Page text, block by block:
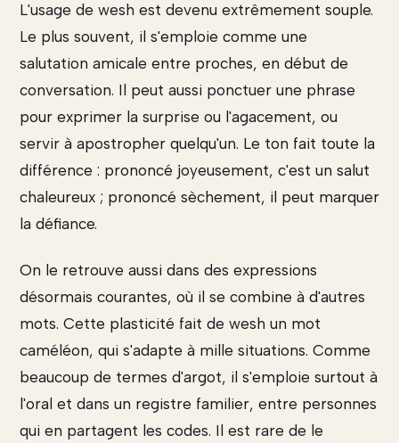
L'usage de wesh est devenu extrêmement souple.
Le plus souvent, il s'emploie comme une
salutation amicale entre proches, en début de
conversation. Il peut aussi ponctuer une phrase
pour exprimer la surprise ou l'agacement, ou
servir à apostropher quelqu'un. Le ton fait toute la
différence : prononcé joyeusement, c'est un salut
chaleureux ; prononcé sèchement, il peut marquer
la défiance.
On le retrouve aussi dans des expressions
désormais courantes, où il se combine à d'autres
mots. Cette plasticité fait de wesh un mot
caméléon, qui s'adapte à mille situations. Comme
beaucoup de termes d'argot, il s'emploie surtout à
l'oral et dans un registre familier, entre personnes
qui en partagent les codes. Il est rare de le